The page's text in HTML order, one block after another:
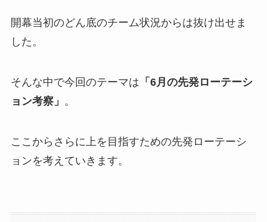
開幕当初のどん底のチーム状況からは抜け出せま
した。
そんな中で今回のテーマは 「6月の先発ローテーシ
ョン考察」 。
ここからさらに上を目指すための先発ローテーシ
ョンを考えていきます。